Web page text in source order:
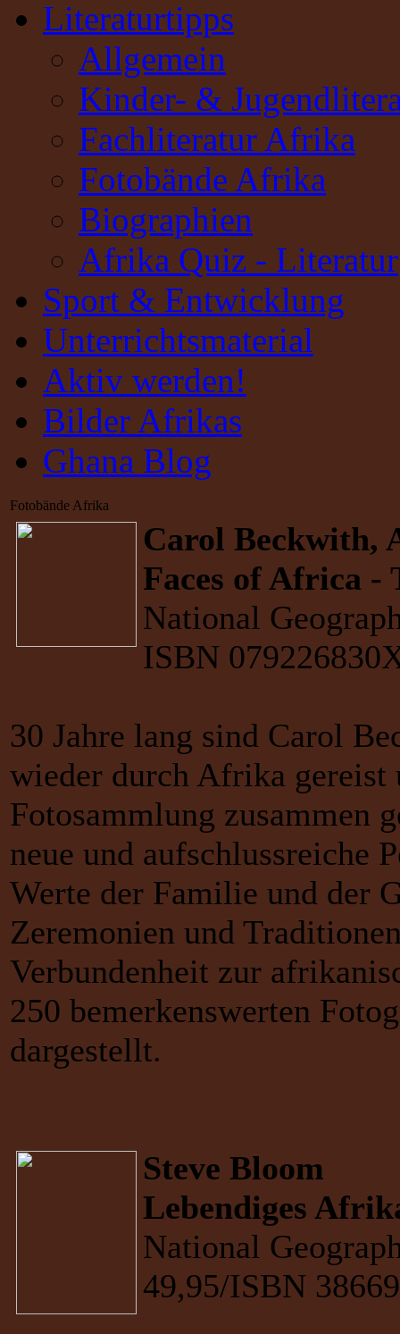
Literaturtipps
Allgemein
Kinder- &
Fachliteratur Afrika
Fotobände Afrika
Biographien
Afrika Quiz - Literatur
Sport & Entwicklung
Unterrichtsmaterial
Aktiv werden!
Bilder Afrikas
Ghana Blog
Fotobände Afrika
Carol Beckwith,
Faces of Africa -
National
ISBN
30 Jahre lang sind Carol
wieder durch Afrika gereist
Fotosammlung zusammen
neue und aufschlussreiche
Werte der Familie und der
Zeremonien und
Verbundenheit zur
250 bemerkenswerten
dargestellt.
Steve Bloom
Lebendiges
National
49,95/ISBN